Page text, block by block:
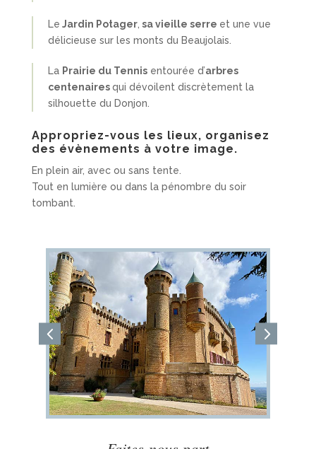
Le Jardin Potager, sa vieille serre et une vue
délicieuse sur les monts du Beaujolais.
La Prairie du Tennis entourée d’arbres
centenaires qui dévoilent discrètement la
silhouette du Donjon.
Appropriez-vous les lieux, organisez
des évènements à votre image.
En plein air, avec ou sans tente.
Tout en lumière ou dans la pénombre du soir
tombant.